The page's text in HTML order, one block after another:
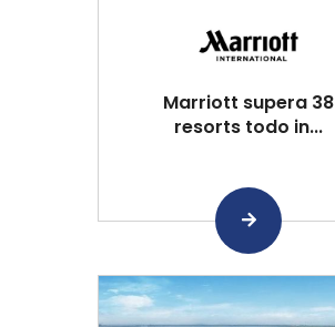
Marriott supera 38
resorts todo in...